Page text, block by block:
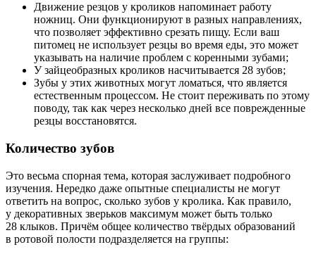
Движение резцов у кроликов напоминает работу
ножниц. Они функционируют в разных направлениях,
что позволяет эффективно срезать пищу. Если ваш
питомец не использует резцы во время еды, это может
указывать на наличие проблем с коренными зубами;
У зайцеобразных кроликов насчитывается 28 зубов;
Зубы у этих животных могут ломаться, что является
естественным процессом. Не стоит переживать по этому
поводу, так как через несколько дней все поврежденные
резцы восстановятся.
Количество зубов
Это весьма спорная тема, которая заслуживает подробного
изучения. Нередко даже опытные специалисты не могут
ответить на вопрос, сколько зубов у кролика. Как правило,
у декоративных зверьков максимум может быть только
28 клыков. Причём общее количество твёрдых образований
в ротовой полости подразделяется на группы: